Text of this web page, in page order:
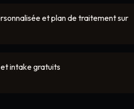
et plan de traitement sur
intake gratuits